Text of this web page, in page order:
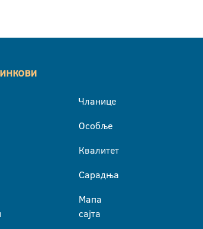
Чланице
Особље
Квалитет
Сарадња
Мапа
сајта